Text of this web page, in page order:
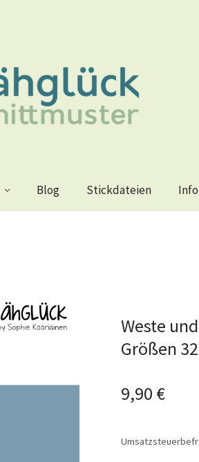
Blog Stickdateien Info
Weste
Größen
9,90 €